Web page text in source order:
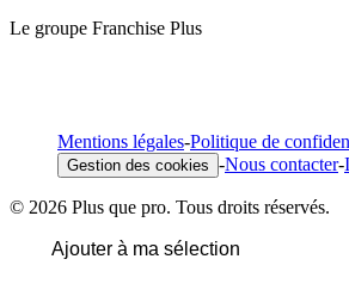
Le groupe Franchise Plus
Mentions légales-Politique de
Gestion des cookies -Nous contacter-
© 2026 Plus que pro. Tous droits réservés.
Ajouter à ma sélection